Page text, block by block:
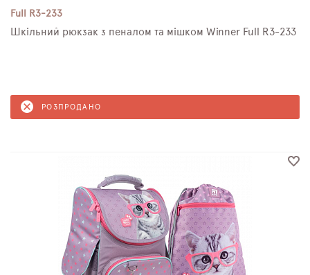
Full R3-233
Шкільний рюкзак з пеналом та мішком Winner Full R3-233
РОЗПРОДАНО